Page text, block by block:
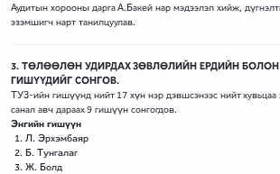
Аудитын хорооны дарга А.Бакей нар мэдээлэл хийж,
эзэмшигч нарт танилцуулав.
3. ТӨЛӨӨЛӨН УДИРДАХ ЗӨВЛӨЛИЙН ЕРДИЙН БОЛОН
ГИШҮҮДИЙГ СОНГОВ.
ТУЗ-ийн гишүүнд нийт 17 хүн нэр дэвшсэнээс нийт хувьцаа
санал авч дараах 9 гишүүн сонгогдов.
Энгийн гишүүн
Л. Эрхэмбаяр
Б. Тунгалаг
Ж. Болд